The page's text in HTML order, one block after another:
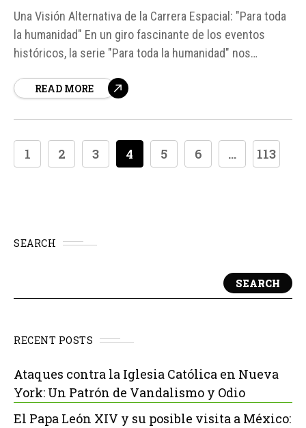
Una Visión Alternativa de la Carrera Espacial: "Para toda
la humanidad" En un giro fascinante de los eventos
históricos, la serie "Para toda la humanidad" nos
primera gran batalla lunar, desencadenando una rivalidad
READ MORE
1 2 3 4 5 6 ... 113
SEARCH
SEARCH
RECENT POSTS
Ataques contra la Iglesia Católica en Nueva
York: Un Patrón de Vandalismo y Odio
El Papa León XIV y su posible visita a México: